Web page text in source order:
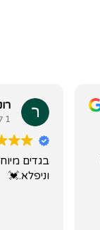
1 לפני שבוע
בגדים
וניפלא.💓